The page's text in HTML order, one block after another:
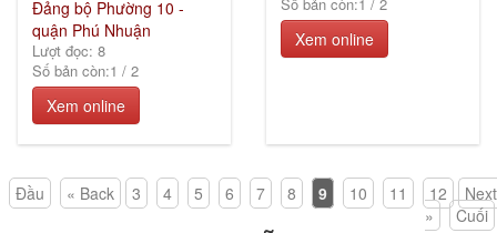
Đảng bộ Phường 10 -
quận Phú Nhuận
Lượt đọc: 8
Số bản còn:1 /2
Xem online
Xem online
Đầu « Back 3 4 5 6 7 8 9 10 11 12
Next
»
Cuối